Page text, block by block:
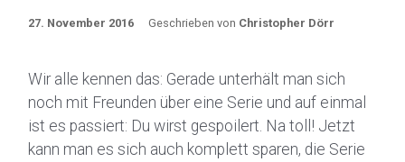
27. November 2016 Geschrieben von Christopher Dörr
Wir alle kennen das: Gerade unterhält man sich
noch mit Freunden über eine Serie und auf einmal
ist es passiert: Du wirst gespoilert. Na toll! Jetzt
kann man es sich auch komplett sparen, die Serie